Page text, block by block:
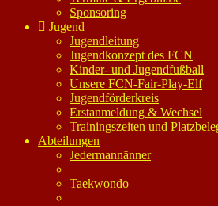
Sponsoring
Jugend
Jugendleitung
Jugendkonzept des FCN
Kinder- und Jugendfußball
Unsere FCN-Fair-Play-Elf
Jugendförderkreis
Erstanmeldung & Wechsel
Trainingszeiten und
Abteilungen
Jedermannänner
Taekwondo